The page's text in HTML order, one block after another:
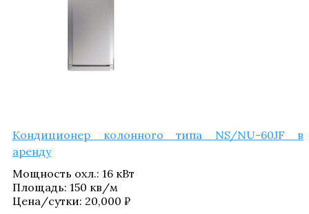
Кон­ди­ци­о­нер колон­но­го типа NS/NU-60JF в
аренду
Мощ­ность охл.: 16 кВт
Пло­щадь: 150 кв/​м
Цена/​сутки: 20,000 ₽